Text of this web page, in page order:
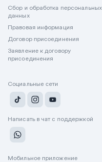
Сбор и обработка персональных
данных
Правовая информация
Договор присоединения
Заявление к договору
присоединения
Социальные сети
Написать в чат с поддержкой
Мобильное приложение